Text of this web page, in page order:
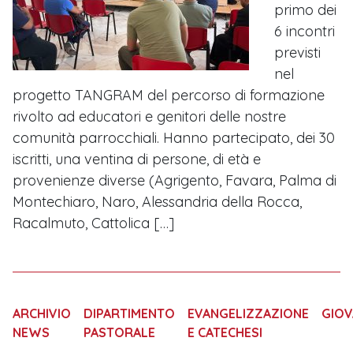
primo dei
6 incontri
previsti
nel
progetto TANGRAM del percorso di formazione
rivolto ad educatori e genitori delle nostre
comunità parrocchiali. Hanno partecipato, dei 30
iscritti, una ventina di persone, di età e
provenienze diverse (Agrigento, Favara, Palma di
Montechiaro, Naro, Alessandria della Rocca,
Racalmuto, Cattolica […]
ARCHIVIO
NEWS
DIPARTIMENTO
PASTORALE
EVANGELIZZAZIONE
E CATECHESI